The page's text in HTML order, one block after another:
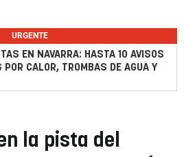
URGENTE
EN NAVARRA: HASTA 10 AVISOS
CALOR, TROMBAS DE AGUA Y
la pista del